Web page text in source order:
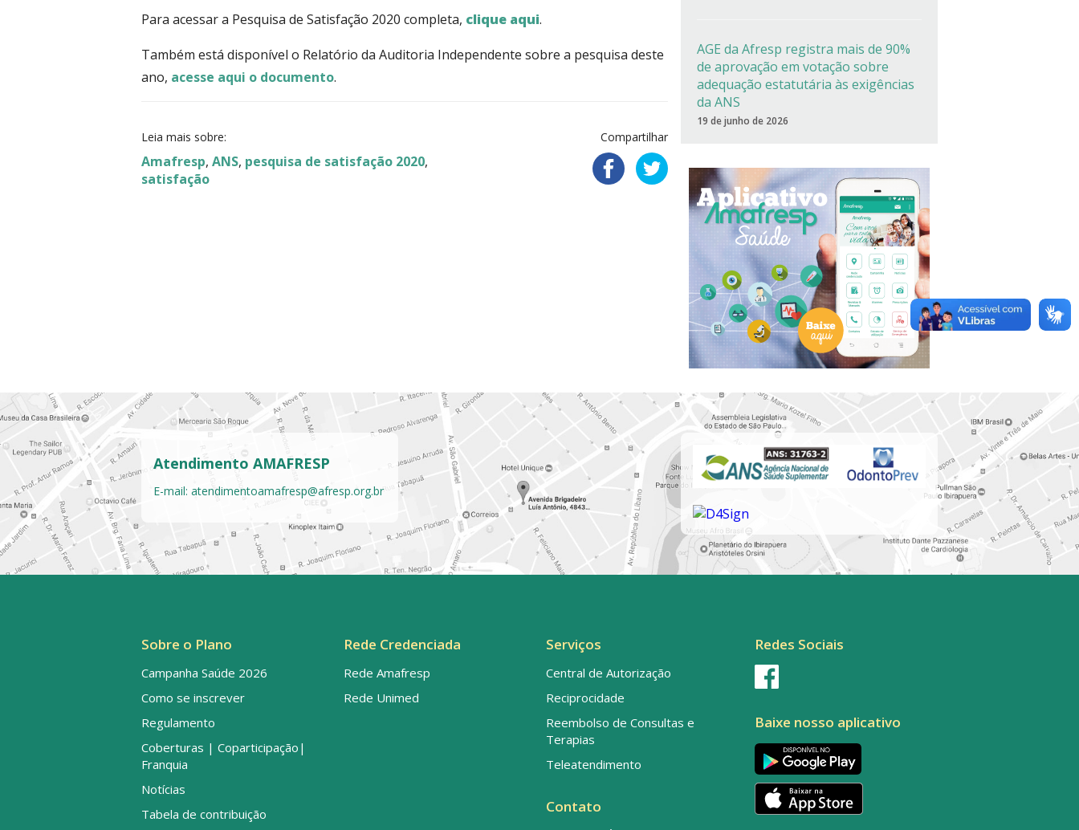
Para acessar a Pesquisa de Satisfação 2020 completa, clique aqui.
Também está disponível o Relatório da Auditoria Independente sobre a pesquisa deste
ano, acesse aqui o documento.
Leia mais sobre:
Amafresp, ANS, pesquisa de satisfação 2020,
satisfação
Compartilhar
AGE da Afresp registra mais de 90%
de aprovação em votação sobre
adequação estatutária às exigências
da ANS
19 de junho de 2026
Atendimento AMAFRESP
E-mail: atendimentoamafresp@afresp.org.br
Sobre o Plano
Campanha Saúde 2026
Como se inscrever
Regulamento
Coberturas | Coparticipação|
Franquia
Notícias
Tabela de contribuição
Rede Credenciada
Rede Amafresp
Rede Unimed
Serviços
Central de Autorização
Reciprocidade
Reembolso de Consultas e
Terapias
Teleatendimento
Contato
Redes Sociais
Baixe nosso aplicativo